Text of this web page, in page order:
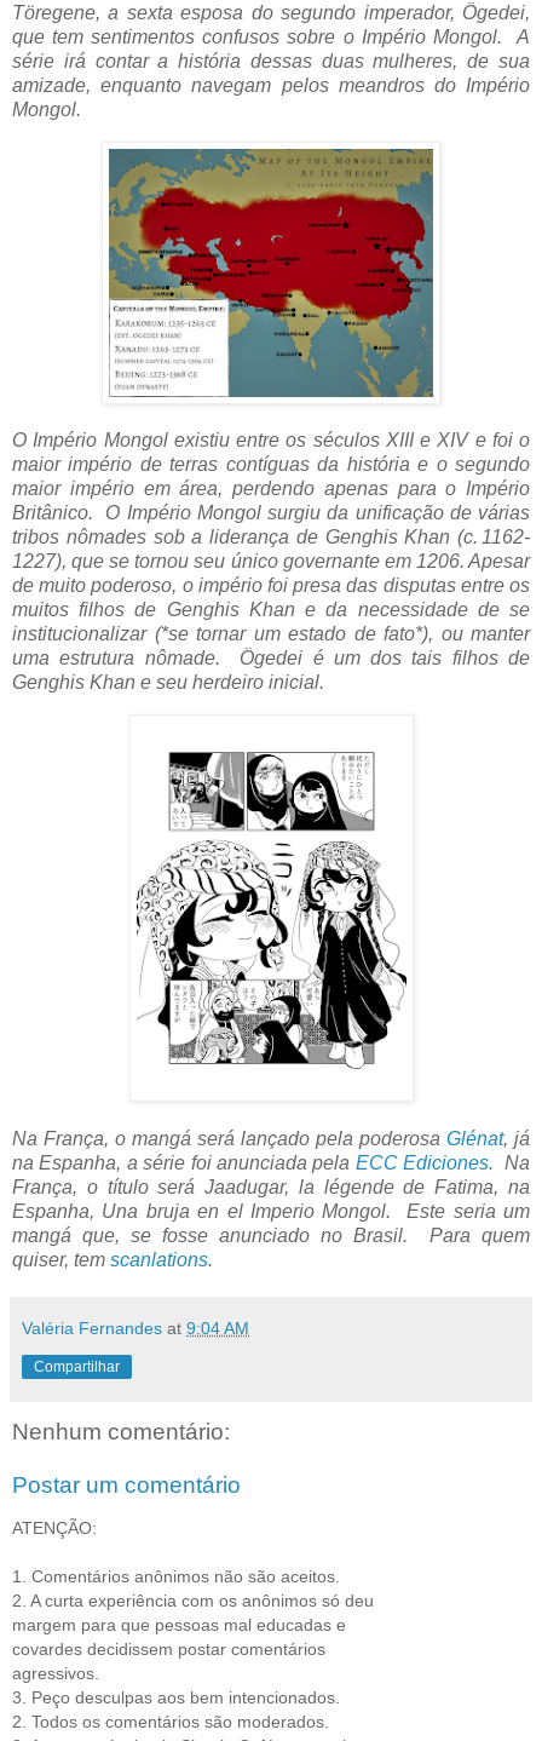
Töregene, a sexta esposa do segundo imperador, Ögedei,
que tem sentimentos confusos sobre o Império Mongol. A
série irá contar a história dessas duas mulheres, de sua
amizade, enquanto navegam pelos meandros do Império
Mongol.
O Império Mongol existiu entre os séculos XIII e XIV e foi o
maior império de terras contíguas da história e o segundo
maior império em área, perdendo apenas para o Império
Britânico. O Império Mongol surgiu da unificação de várias
tribos nômades sob a liderança de Genghis Khan (c. 1162-
1227), que se tornou seu único governante em 1206. Apesar
de muito poderoso, o império foi presa das disputas entre os
muitos filhos de Genghis Khan e da necessidade de se
institucionalizar (*se tornar um estado de fato*), ou manter
uma estrutura nômade. Ögedei é um dos tais filhos de
Genghis Khan e seu herdeiro inicial.
Na França, o mangá será lançado pela poderosa Glénat, já
na Espanha, a série foi anunciada pela ECC Ediciones. Na
França, o título seráJaadugar, la légende de Fatima, na
Espanha, Una bruja en el Imperio Mongol. Este seria um
mangá que, se fosse anunciado no Brasil. Para quem
quiser, tem scanlations.
Valéria Fernandes at 9:04 AM
Compartilhar
Nenhum comentário:
Postar um comentário
ATENÇÃO:
1. Comentários anônimos não são aceitos.
2. A curta experiência com os anônimos só deu
margem para que pessoas mal educadas e
covardes decidissem postar comentários
agressivos.
3. Peço desculpas aos bem intencionados.
2. Todos os comentários são moderados.